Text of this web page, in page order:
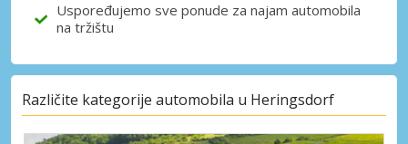
Uspoređujemo sve ponude za najam automobila
na tržištu
Različite kategorije automobila u Heringsdorf